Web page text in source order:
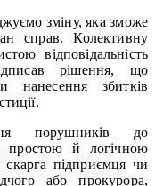
зміну, яка зможе
справ. Колективну
відповідальність
рішення, що
збитків
порушників до
простою й логічною
підприємця чи
або прокурора,